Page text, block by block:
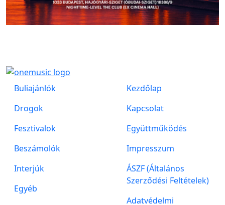
Buliajánlók
Drogok
Fesztivalok
Beszámolók
Interjúk
Egyéb
Kezdőlap
Kapcsolat
Együttműködés
Impresszum
ÁSZF (Általános
Szerződési Feltételek)
Adatvédelmi